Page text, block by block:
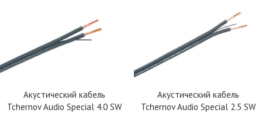
Акустический кабель
Tchernov Audio Special 4.0 SW
Акустический кабель
Tchernov Audio Special 2.5 SW